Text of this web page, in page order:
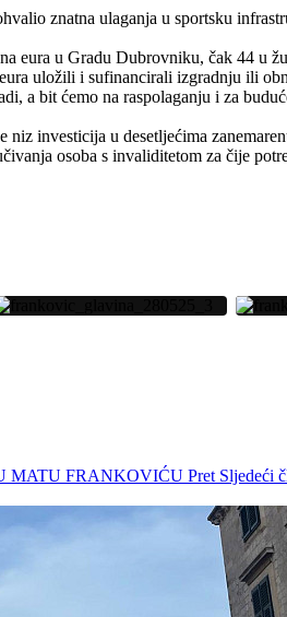
znatna ulaganja u sportsku
eura u Gradu Dubrovniku, čak 44
uložili i sufinancirali izgradnju ili
a bit ćemo na raspolaganju i za
investicija u desetljećima
osoba s invaliditetom za čije
MATU FRANKOVIĆU Pret Sljedeći